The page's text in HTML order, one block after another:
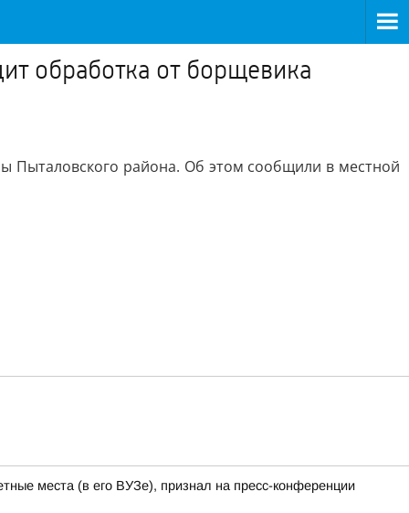
обработка от борщевика
Пыталовского района. Об этом сообщили в местной
места (в его ВУЗе), признал на пресс-конференции